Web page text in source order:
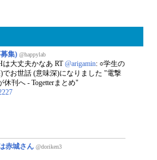
集) @happylab
大丈夫かなあ RT@arigamin: ○学生の
でお世話 (意味深)になりました "電撃
刊へ - Togetterまとめ"
赤城さん @doriken3